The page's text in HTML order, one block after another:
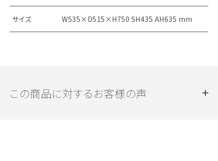
サイズ W535×D515×H750 SH435 AH635 mm
この商品に対するお客様の声